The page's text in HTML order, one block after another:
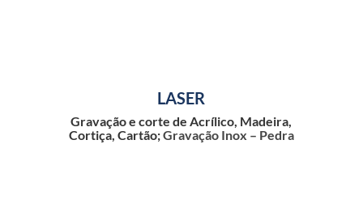
LASER
Gravação e corte de Acrílico, Madeira,
Cortiça, Cartão;Gravação Inox – Pedra